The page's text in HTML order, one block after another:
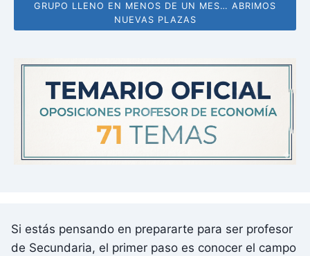
GRUPO LLENO EN MENOS DE UN MES… ABRIMOS
NUEVAS PLAZAS
Si estás pensando en prepararte para ser profesor
de Secundaria, el primer paso es conocer el campo